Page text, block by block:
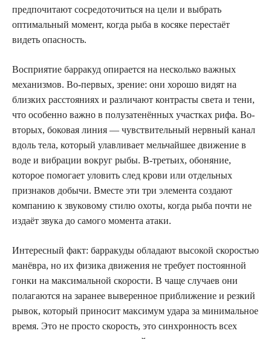
предпочитают сосредоточиться на цели и выбрать
оптимальный момент, когда рыба в косяке перестаёт
видеть опасность.
Восприятие барракуд опирается на несколько важных
механизмов. Во-первых, зрение: они хорошо видят на
близких расстояниях и различают контрасты света и тени,
что особенно важно в полузатенённых участках рифа. Во-
вторых, боковая линия — чувствительный нервный канал
вдоль тела, который улавливает мельчайшее движение в
воде и вибрации вокруг рыбы. В-третьих, обоняние,
которое помогает уловить след крови или отдельных
признаков добычи. Вместе эти три элемента создают
компанию к звуковому стилю охоты, когда рыба почти не
издаёт звука до самого момента атаки.
Интересный факт: барракуды обладают высокой скоростью
манёвра, но их физика движения не требует постоянной
гонки на максимальной скорости. В чаще случаев они
полагаются на заранее выверенное приближение и резкий
рывок, который приносит максимум удара за минимальное
время. Это не просто скорость, это синхронность всех